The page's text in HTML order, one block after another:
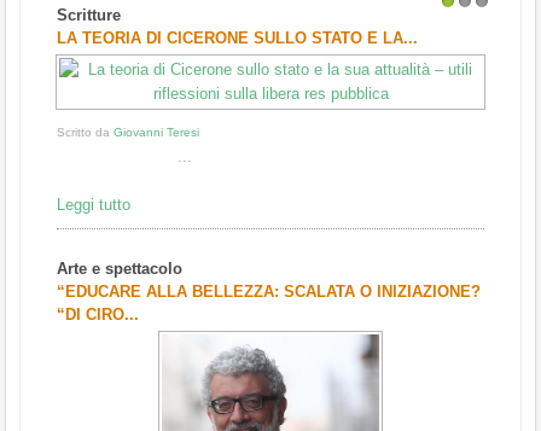
Scritture
LA TEORIA DI CICERONE SULLO STATO E LA...
Scritto da Giovanni Teresi
...
Leggi tutto
Arte e spettacolo
“EDUCARE ALLA BELLEZZA: SCALATA O INIZIAZIONE?
“DI CIRO...